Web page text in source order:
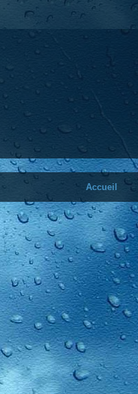
Accueil